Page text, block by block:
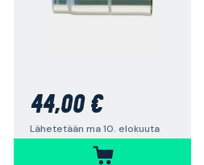
44,00 €
Lähetetään ma 10. elokuuta